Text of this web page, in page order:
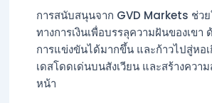
การสนับสนุนจาก GVD Markets ช่
ทางการเงินเพื่อบรรลุความฝันของเข
การแข่งขันได้มากขึ้น และก้าวไปสู่หอ
เดสโดดเด่นบนสังเวียน และสร้างคว
หน้า